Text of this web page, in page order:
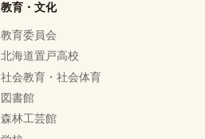
教育・文化
教育委員会
北海道置戸高校
社会教育・社会体育
図書館
森林工芸館